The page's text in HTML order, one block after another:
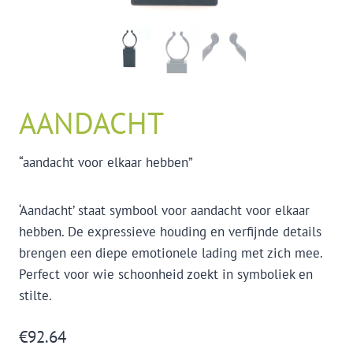
AANDACHT
“aandacht voor elkaar hebben”
‘Aandacht’ staat symbool voor aandacht voor elkaar
hebben. De expressieve houding en verfijnde details
brengen een diepe emotionele lading met zich mee.
Perfect voor wie schoonheid zoekt in symboliek en
stilte.
€92.64